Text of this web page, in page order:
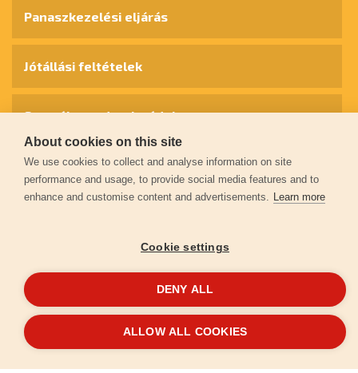
© 2026extol.hu- Minden jog fenntartva
Panaszkezelési eljárás
Jótállási feltételek
Személyes adatok védelme
Kapcsolat
LétrehoztaFEO
About cookies on this site
We use cookies to collect and analyse information on site
performance and usage, to provide social media features and to
enhance and customise content and advertisements. Learn more
Cookie settings
DENY ALL
ALLOW ALL COOKIES